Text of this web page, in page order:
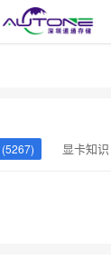
(5267) 显卡知识